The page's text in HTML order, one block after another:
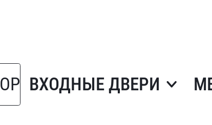
ВХОДНЫЕ ДВЕРИ